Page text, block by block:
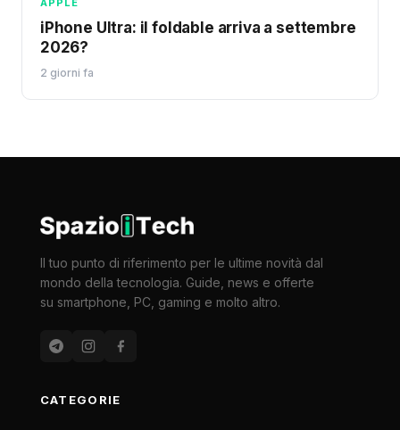
APPLE
iPhone Ultra: il foldable arriva a settembre
2026?
2 giorni fa
Il tuo punto di riferimento per le ultime novità dal
mondo della tecnologia. Guide, news e offerte
su smartphone, PC, gaming e molto altro.
CATEGORIE